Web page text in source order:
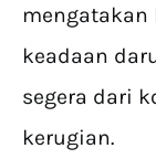
mengatakan
keadaan
segera dari
kerugian.